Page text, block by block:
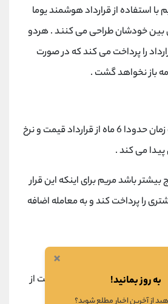
با استفاده از قرارداد هوشمند یوما
بین خودشان طراحی می کنند . هردو
کل قرارداد را پرداخت می کند که در صورت
باز نخواهد گشت .
بعد از سپری شدن مدت زمان حدودا 6 ماه از قرارداد قیمت و نرخ
می کند .
باشد مریم برای اینکه این قرار
را پرداخت کند و به معامله اضافه
سپری شد پیش بینی اکبر درست از
×
به روز بمانید!
از آخرین اخبار مطلع شوید؟